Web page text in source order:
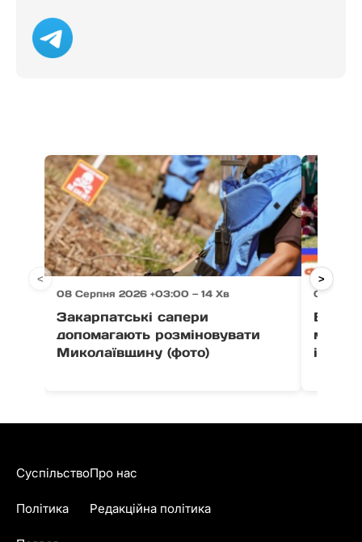
08 Серпня 2026 +03:00 — 14 Хв
Закарпатські сапери
допомагають розміновувати
Миколаївщину (фото)
08
В
< >
Суспільство
Політика
Про нас
Редакційна політика